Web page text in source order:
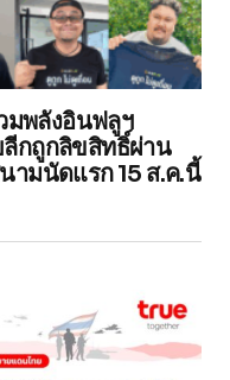
มพลังอินฟลูฯ
ลีกถูกลิขสิทธิ์ผ่าน
ามนัดแรก 15 ส.ค.นี้